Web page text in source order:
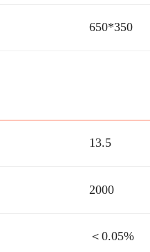
650*350
13.5
2000
＜0.05%